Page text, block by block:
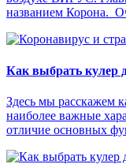
названием Корона.
Как выбрать кулер
Здесь мы расскажем
наиболее важные
отличие основных